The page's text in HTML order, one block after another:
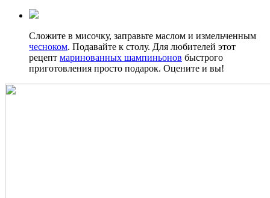
Сложите в мисочку, заправьте маслом и измельченным
чесноком. Подавайте к столу. Для любителей этот
рецепт маринованных шампиньонов быстрого
приготовления просто подарок. Оцените и вы!